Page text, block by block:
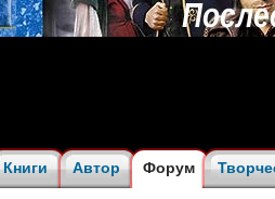
Книги Автор Форум